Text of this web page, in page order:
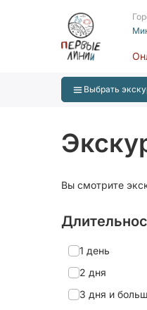
Выбрать
Вы смотрите
1 день
2 дня
3 дня и